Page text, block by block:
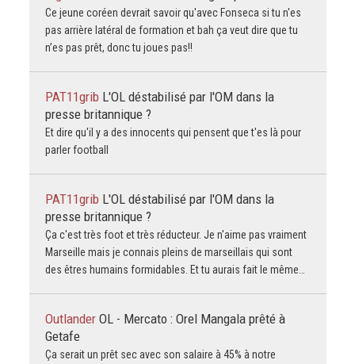
Ce jeune coréen devrait savoir qu'avec Fonseca si tu n'es
pas arrière latéral de formation et bah ça veut dire que tu
n’es pas prêt, donc tu joues pas!!
PAT11grib L'OL déstabilisé par l'OM dans la
presse britannique ?
Et dire qu'il y a des innocents qui pensent que t'es là pour
parler football
PAT11grib L'OL déstabilisé par l'OM dans la
presse britannique ?
Ça c'est très foot et très réducteur. Je n'aime pas vraiment
Marseille mais je connais pleins de marseillais qui sont
des êtres humains formidables. Et tu aurais fait le même…
Outlander OL - Mercato : Orel Mangala prêté à
Getafe
Ça serait un prêt sec avec son salaire à 45% à notre